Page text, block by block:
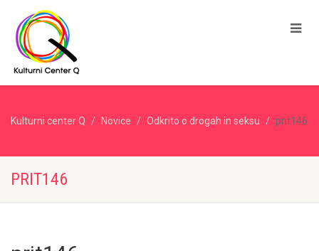
Kulturni center Q Novice Odkrito o drogah in seksu prit146
PRIT146